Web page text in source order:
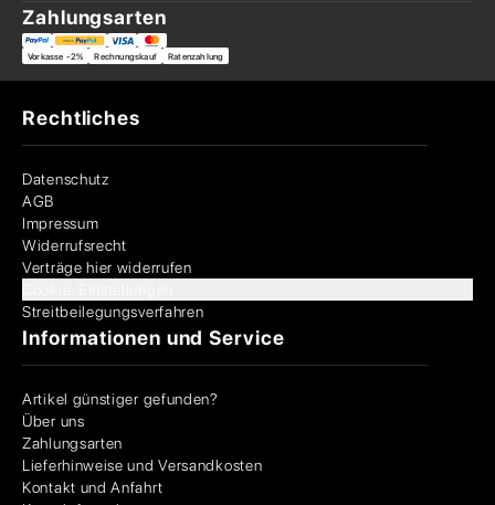
Zahlungsarten
Vorkasse -2% Rechnungskauf Ratenzahlung
Rechtliches
Datenschutz
AGB
Impressum
Widerrufsrecht
Verträge hier widerrufen
Streitbeilegungsverfahren
Informationen und Service
Artikel günstiger gefunden?
Über uns
Zahlungsarten
Lieferhinweise und Versandkosten
Kontakt und Anfahrt